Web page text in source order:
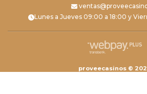
Lunes a Jueves 09:00 a 18:00 y
proveecasinos ©